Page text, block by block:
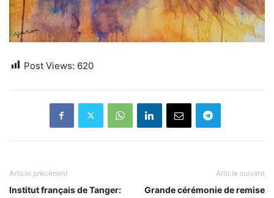
Post Views: 620
Article précédent
Institut français de Tanger:
Article suivant
Grande cérémonie de remise